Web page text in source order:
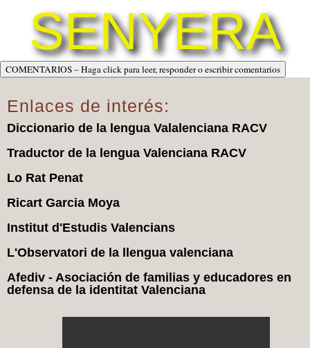
SENYERA
COMENTARIOS – Haga click para leer, responder o escribir comentarios
Enlaces de interés:
Diccionario de la lengua Valalenciana RACV
Traductor de la lengua Valenciana RACV
Lo Rat Penat
Ricart Garcia Moya
Institut d'Estudis Valencians
L'Observatori de la llengua valenciana
Afediv - Asociación de familias y educadores en
defensa de la identitat Valenciana